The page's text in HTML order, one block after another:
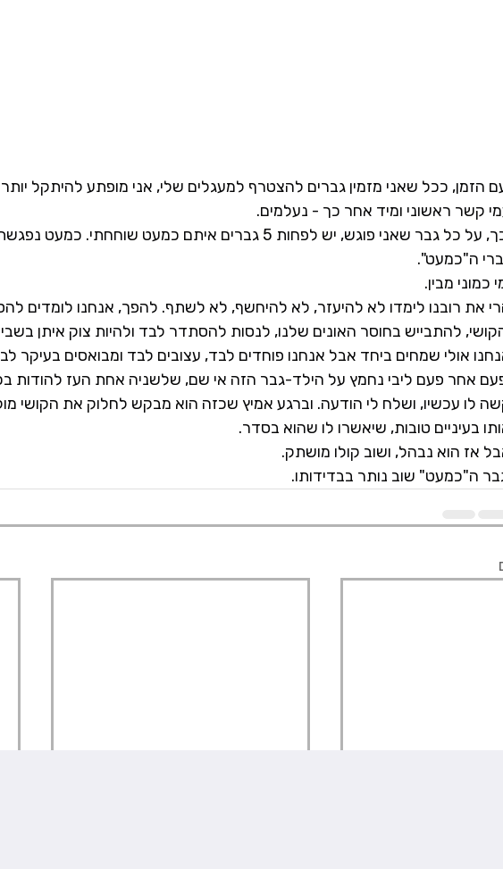
הזמן, ככל שאני מזמין גברים להצטרף למעגלים שלי, אני מופתע להיתקל יותר
קשר ראשוני ומיד אחר כך - נעלמים.
על כל גבר שאני פוגש, יש לפחות 5 גברים איתם כמעט שוחחתי. כמעט נפגשתי. כמעט הצלחתי.
ה"כמעט".
כמוני מבין.
את רובנו לימדו לא להיעזר, לא להיחשף, לא לשתף. להפך, אנחנו לומדים
להתבייש בחוסר האונים שלנו, לנסות להסתדר לבד ולהיות צוק איתן
אולי שמחים ביחד אבל אנחנו פוחדים לבד, עצובים לבד ומבואסים בעיקר
אחר פעם ליבי נחמץ על הילד-גבר הזה אי שם, שלשניה אחת העז להודות
לו עכשיו, ושלח לי הודעה. וברגע אמיץ שכזה הוא מבקש לחלוק את הקושי
בעיניים טובות, שיאשרו לו שהוא בסדר.
אז הוא נבהל, ושוב קולו מושתק.
ה"כמעט" שוב נותר בבדידותו.